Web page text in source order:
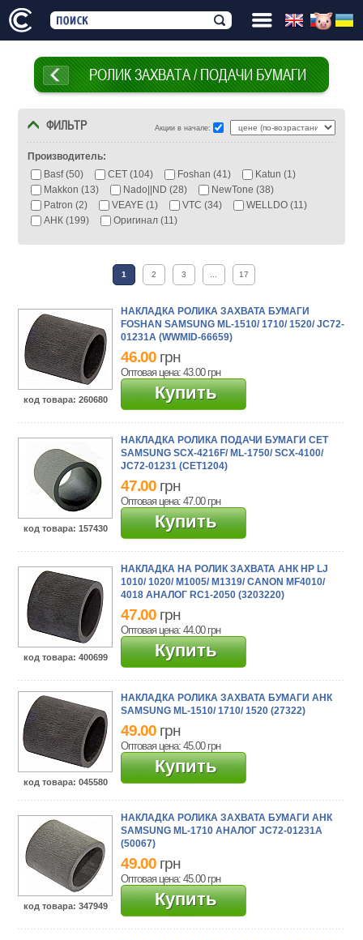
РОЛИК ЗАХВАТА / ПОДАЧИ БУМАГИ
ФИЛЬТР Акции в начале:
Производитель:
Basf (50)
CET (104) Foshan (41)
Katun (1)
Makkon (13)
Nado||ND (28)
NewTone (38)
Patron (2)
VEAYE (1) VTC (34)
WELLDO (11)
АНК (199)
Оригинал (11)
Canon (115) Epson (32)
OKI (5)
Panasonic (1) Pantum (7)
Ricoh (8)
Samsung (96)
Sharp (4) Toshiba (14) Xerox (86)
Вид:
Вал узла подачи (13)
Накладка на ролик (86)
Ремкомплект (7)
Ролик (467)
1 2 3 17
код товара: 260680
НАКЛАДКА РОЛИКА ЗАХВАТА БУМАГИ
FOSHAN SAMSUNG ML-1510/ 1710/ 1520/ JC72-
01231A (WWMID-66659)
46.00 грн
Оптовая цена: 43.00 грн
Купить
код товара: 157430
НАКЛАДКА РОЛИКА ПОДАЧИ БУМАГИ CET
SAMSUNG SCX-4216F/ ML-1750/ SCX-4100/
JC72-01231 (CET1204)
47.00 грн
Оптовая цена: 47.00 грн
Купить
код товара: 400699
НАКЛАДКА НА РОЛИК ЗАХВАТА АНК HP LJ
1010/ 1020/ M1005/ M1319/ CANON MF4010/
4018 АНАЛОГ RC1-2050 (3203220)
47.00 грн
Оптовая цена: 44.00 грн
Купить
код товара: 045580
НАКЛАДКА РОЛИКА ЗАХВАТА БУМАГИ АНК
SAMSUNG ML-1510/ 1710/ 1520 (27322)
49.00 грн
Оптовая цена: 45.00 грн
Купить
код товара: 347949
НАКЛАДКА РОЛИКА ЗАХВАТА БУМАГИ АНК
SAMSUNG ML-1710 АНАЛОГ JC72-01231A
(50067)
49.00 грн
Оптовая цена: 45.00 грн
Купить